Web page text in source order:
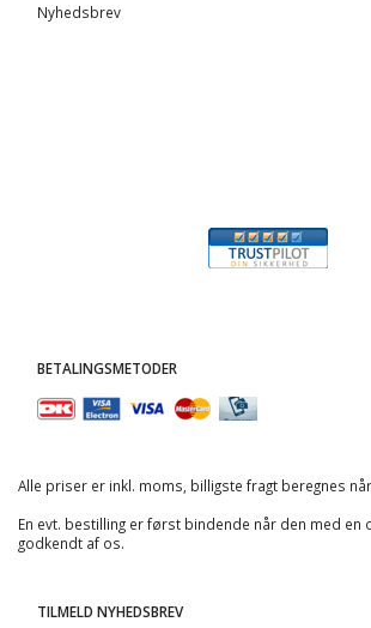
Nyhedsbrev
BETALINGSMETODER
Alle priser er inkl. moms, billigste fragt beregnes
En evt. bestilling er først bindende når den med
godkendt af os.
TILMELD NYHEDSBREV